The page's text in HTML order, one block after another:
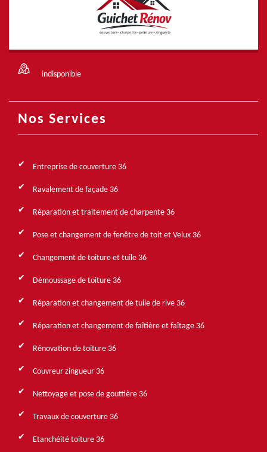
indisponible
Nos Services
Entreprise de couverture 36
Ravalement de façade 36
Réparation et traitement de charpente 36
Pose et changement de fenêtre de toit et Velux 36
Changement de toiture et tuile 36
Démoussage de toiture 36
Réparation et changement de tuile de rive 36
Réparation et changement de faîtière et faîtage 36
Rénovation de toiture 36
Couvreur zingueur 36
Nettoyage et pose de gouttière 36
Travaux de couverture 36
Etanchéité toiture 36